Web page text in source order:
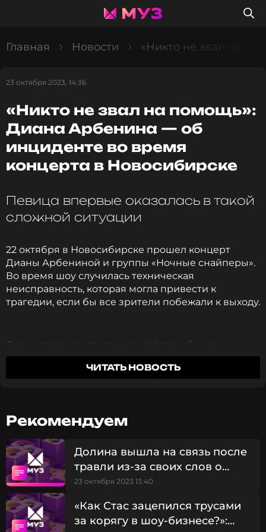
Главная Новости «Никто не звал на
23 октября 2023, 14:36
«Никто не звал на помощь»:
Диана Арбенина — об
инциденте во время
концерта в Новосибирске
Певица впервые оказалась в такой
сложной ситуации
22 октября в Новосибирске прошел концерт
Дианы Арбениной и группы «Ночные снайперы».
Во время шоу случилась техническая
неисправность, которая могла привести к
трагедии, если бы все зрители побежали к выходу.
Диана после выступления в Новосибирске
посвятила пост жителям города, которые пришли
на концерт. Они восхитили ее тем, как подпевали,
«От энергии и градуса накала в финале концерта
вырубило пробки, и зал погрузился во тьму. И в
этот момент случилось самое невероятное.
НИКТО не завопил истошно, не стал истерить и
звать на помощь. Публика невероятно достойно и
спокойно отреагировала на кромешную тьму», —
рассказала певица в соцсети.
ЧИТАТЬ НОВОСТЬ
Рекомендуем
Долина вышла на связь после
травли из-за своих слов о
Шатунове
23 октября 2023 13:40
«Как Стас зацепился трусами
за корягу в шоу-бизнесе?»: